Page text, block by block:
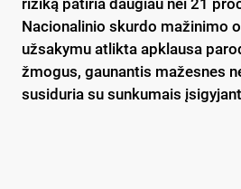
Nacionalinio skurdo mažinimo
užsakymu atlikta apklausa
žmogus, gaunantis mažesnes
susiduria su sunkumais